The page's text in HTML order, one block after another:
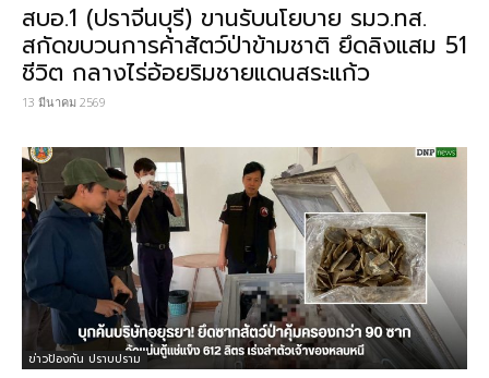
สบอ.1 (ปราจีนบุรี) ขานรับนโยบาย รมว.ทส.
สกัดขบวนการค้าสัตว์ป่าข้ามชาติ ยึดลิงแสม 51
ชีวิต กลางไร่อ้อยริมชายแดนสระแก้ว
13 มีนาคม 2569
ข่าวป้องกัน ปราบปราม